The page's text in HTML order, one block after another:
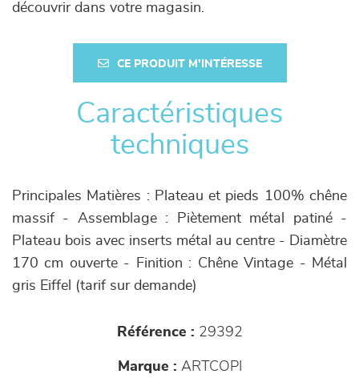
découvrir dans votre magasin.
CE PRODUIT M'INTÉRESSE
Caractéristiques
techniques
Principales Matières : Plateau et pieds 100% chêne
massif - Assemblage : Piètement métal patiné -
Plateau bois avec inserts métal au centre - Diamètre
170 cm ouverte - Finition : Chêne Vintage - Métal
gris Eiffel (tarif sur demande)
Référence : 29392
Marque : ARTCOPI